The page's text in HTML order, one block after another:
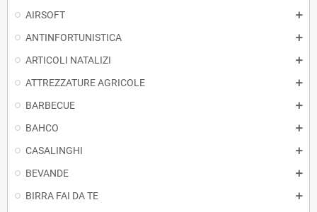
AIRSOFT
ANTINFORTUNISTICA
ARTICOLI NATALIZI
ATTREZZATURE AGRICOLE
BARBECUE
BAHCO
CASALINGHI
BEVANDE
BIRRA FAI DA TE